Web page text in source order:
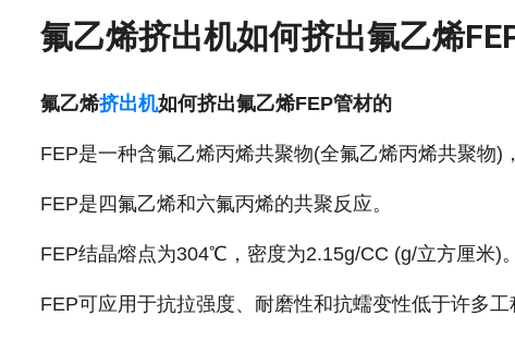
氟乙烯挤出机如何挤出氟乙烯
氟乙烯挤出机如何挤出氟乙烯FEP管材的
FEP是一种含氟乙烯丙烯共聚物(全氟乙烯丙烯共聚物)
FEP是四氟乙烯和六氟丙烯的共聚反应。
FEP结晶熔点为304℃，密度为2.15g/CC (g/立方厘米)。
FEP可应用于抗拉强度、耐磨性和抗蠕变性低于许多工